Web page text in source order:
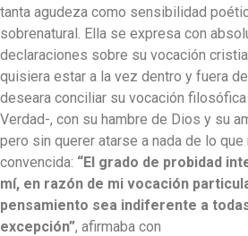
tanta agudeza como sensibilidad
sobrenatural. Ella se expresa con
declaraciones sobre su vocación
quisiera estar a la vez dentro y fuera
deseara conciliar su vocación
Verdad-, con su hambre de Dios y su
pero sin querer atarse a nada de lo
convencida: “El grado de probidad
mí, en razón de mi vocación
pensamiento sea indiferente a
excepción”, afirmaba con